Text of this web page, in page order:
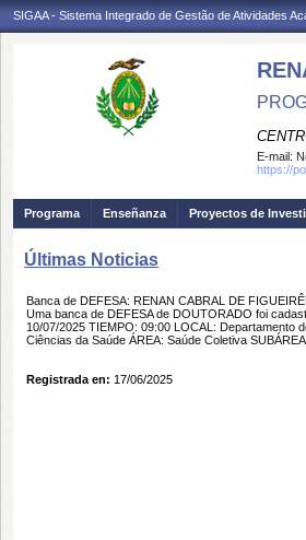
SIGAA - Sistema Integrado de Gestão de Atividades
E-mail:
https://
Programa Enseñanza Proyectos de
Últimas Noticias
Banca de DEFESA: RENAN CABRAL DE
Uma banca de DEFESA de DOUTORADO foi
10/07/2025 TIEMPO: 09:00 LOCAL:
Ciências da Saúde ÁREA: Saúde Coletiva
Registrada en: 17/06/2025